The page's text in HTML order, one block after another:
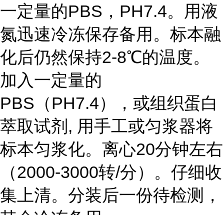
一定量的PBS，PH7.4。用液
氮迅速冷冻保存备用。标本融
化后仍然保持2-8℃的温度。
加入一定量的
PBS（PH7.4），或组织蛋白
萃取试剂, 用手工或匀浆器将
标本匀浆化。离心20分钟左右
（2000-3000转/分）。仔细收
集上清。分装后一份待检测，